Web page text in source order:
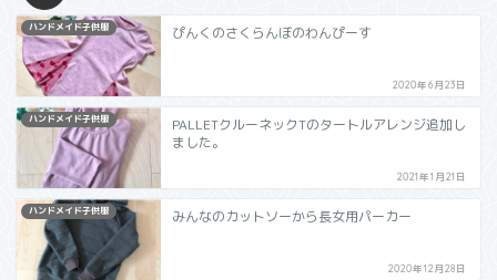
ハンドメイド子供服 ぴんくのさくらんぼのわんぴーす
2020年6月23日
ハンドメイド子供服
PALLETクルーネックTのタートルアレンジ追加し
ました。
2021年1月21日
ハンドメイド子供服 みんなのカットソーから長女用パーカー
2020年12月28日